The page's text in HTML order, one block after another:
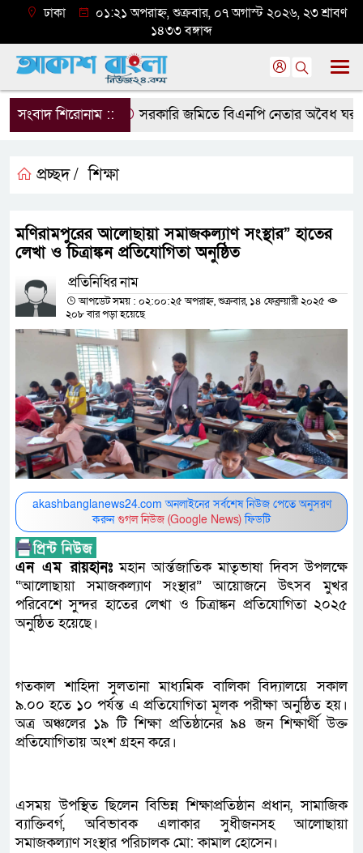
ঢাকা
০১:২১ অপরাহ্ন, শুক্রবার, ০৭ অগাস্ট ২০২৬, ২৩ শ্রাবণ
১৪৩৩ বঙ্গাব্দ
সংবাদ শিরোনাম :: সরকারি জমিতে বিএনপি নেতার অবৈধ ঘর
প্রচ্ছদ / শিক্ষা
মণিরামপুরের আলোছায়া সমাজকল্যাণ সংস্থার” হাতের
লেখা ও চিত্রাঙ্কন প্রতিযোগিতা অনুষ্ঠিত
প্রতিনিধির নাম
আপডেট সময় : ০২:০০:২৫ অপরাহ্ন, শুক্রবার, ১৪ ফেব্রুয়ারী ২০২৫
২০৮ বার পড়া হয়েছে
akashbanglanews24.com অনলাইনের সর্বশেষ নিউজ পেতে অনুসরণ
করুনগুগল নিউজ (Google News)ফিডটি
এন এম রায়হানঃমহান আর্ন্তজাতিক মাতৃভাষা দিবস উপলক্ষে
“আলোছায়া সমাজকল্যাণ সংস্থার” আয়োজনে উৎসব মুখর
পরিবেশে সুন্দর হাতের লেখা ও চিত্রাঙ্কন প্রতিযোগিতা ২০২৫
অনুষ্ঠিত হয়েছে।
গতকাল শাহিদা সুলতানা মাধ্যমিক বালিকা বিদ্যালয়ে সকাল
৯.০০ হতে ১০ পর্যন্ত এ প্রতিযোগিতা মূলক পরীক্ষা অনুষ্ঠিত হয়।
অত্র অঞ্চলের ১৯ টি শিক্ষা প্রতিষ্ঠানের ৯৪ জন শিক্ষার্থী উক্ত
প্রতিযোগিতায় অংশ গ্রহন করে।
এসময় উপস্থিত ছিলেন বিভিন্ন শিক্ষাপ্রতিষ্ঠান প্রধান, সামাজিক
ব্যাক্তিবর্গ, অবিভাবক এলাকার সুধীজনসহ আলোছায়া
সমাজকল্যাণ সংস্থার পরিচালক মো: কামাল হোসেন।